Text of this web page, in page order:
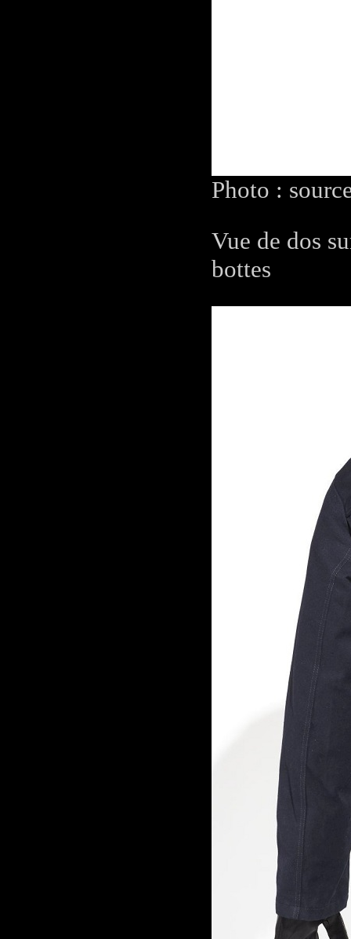
Photo :
Vue de dos
bottes